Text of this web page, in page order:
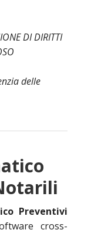
DI DIRITTI
delle
Preventivi
cross-